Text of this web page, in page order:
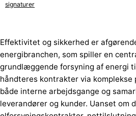
signaturer
Effektivitet og sikkerhed er
energibranchen, som spiller en
grundlæggende forsyning af energi
håndteres kontrakter via komplekse
både interne arbejdsgange og
leverandører og kunder. Uanset om